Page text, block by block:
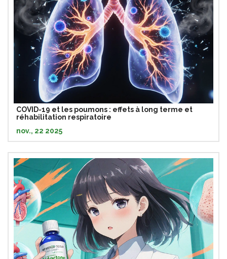
COVID-19 et les poumons : effets à long terme et
réhabilitation respiratoire
nov., 22 2025